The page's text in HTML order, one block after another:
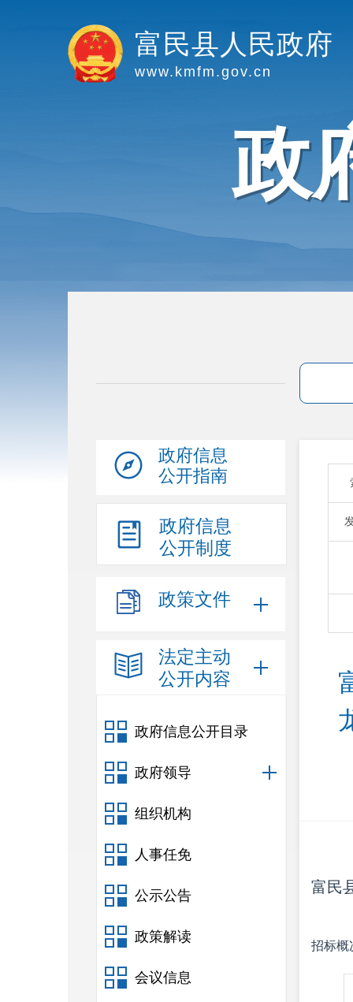
富民县人民政府
www.kmfm.gov.cn
政
政府信息
公开指南
政府信息
公开制度
政策文件
法定主动
公开内容
政府信息公开目录
政府领导
组织机构
人事任免
公示公告
政策解读
会议信息
富民
招标概